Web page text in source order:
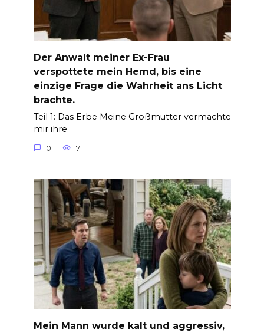
Der Anwalt meiner Ex-Frau
verspottete mein Hemd, bis eine
einzige Frage die Wahrheit ans Licht
brachte.
Teil 1: Das Erbe Meine Großmutter vermachte
mir ihre
0 7
Mein Mann wurde kalt und aggressiv,